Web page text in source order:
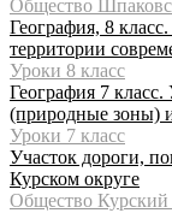
Общество
География, 8
территории
Уроки 8 класс
География 7
(природные зоны)
Уроки 7 класс
Участок дороги,
Курском округе
Общество Курский